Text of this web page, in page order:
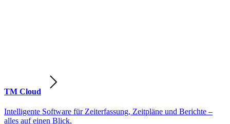
TM Cloud
Intelligente Software für Zeiterfassung, Zeitpläne und Berichte –
alles auf einen Blick.